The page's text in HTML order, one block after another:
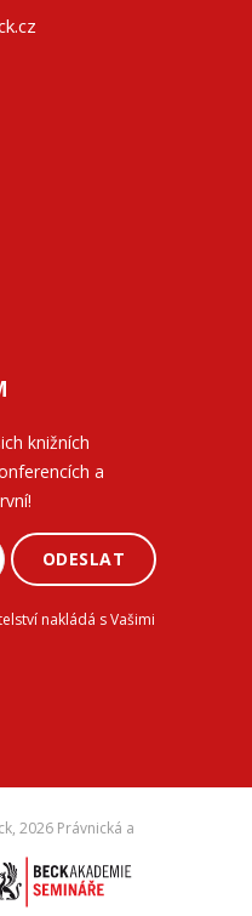
knižních
a
ODESLAT
nakládá s Vašimi
2026 Právnická a